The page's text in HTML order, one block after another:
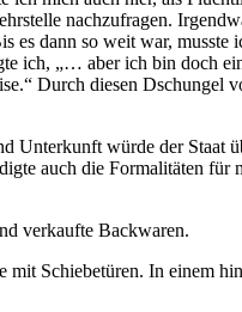
nachzufragen.
es dann so weit war, musste
ich,
… aber ich bin doch
Durch diesen Dschungel
Unterkunft würde der Staat
auch die Formalitäten für
verkaufte Backwaren.
Schiebetüren. In einem